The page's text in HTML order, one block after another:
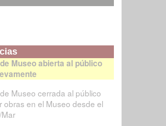
Museo abierta al público
Museo cerrada al público
obras en el Museo desde el